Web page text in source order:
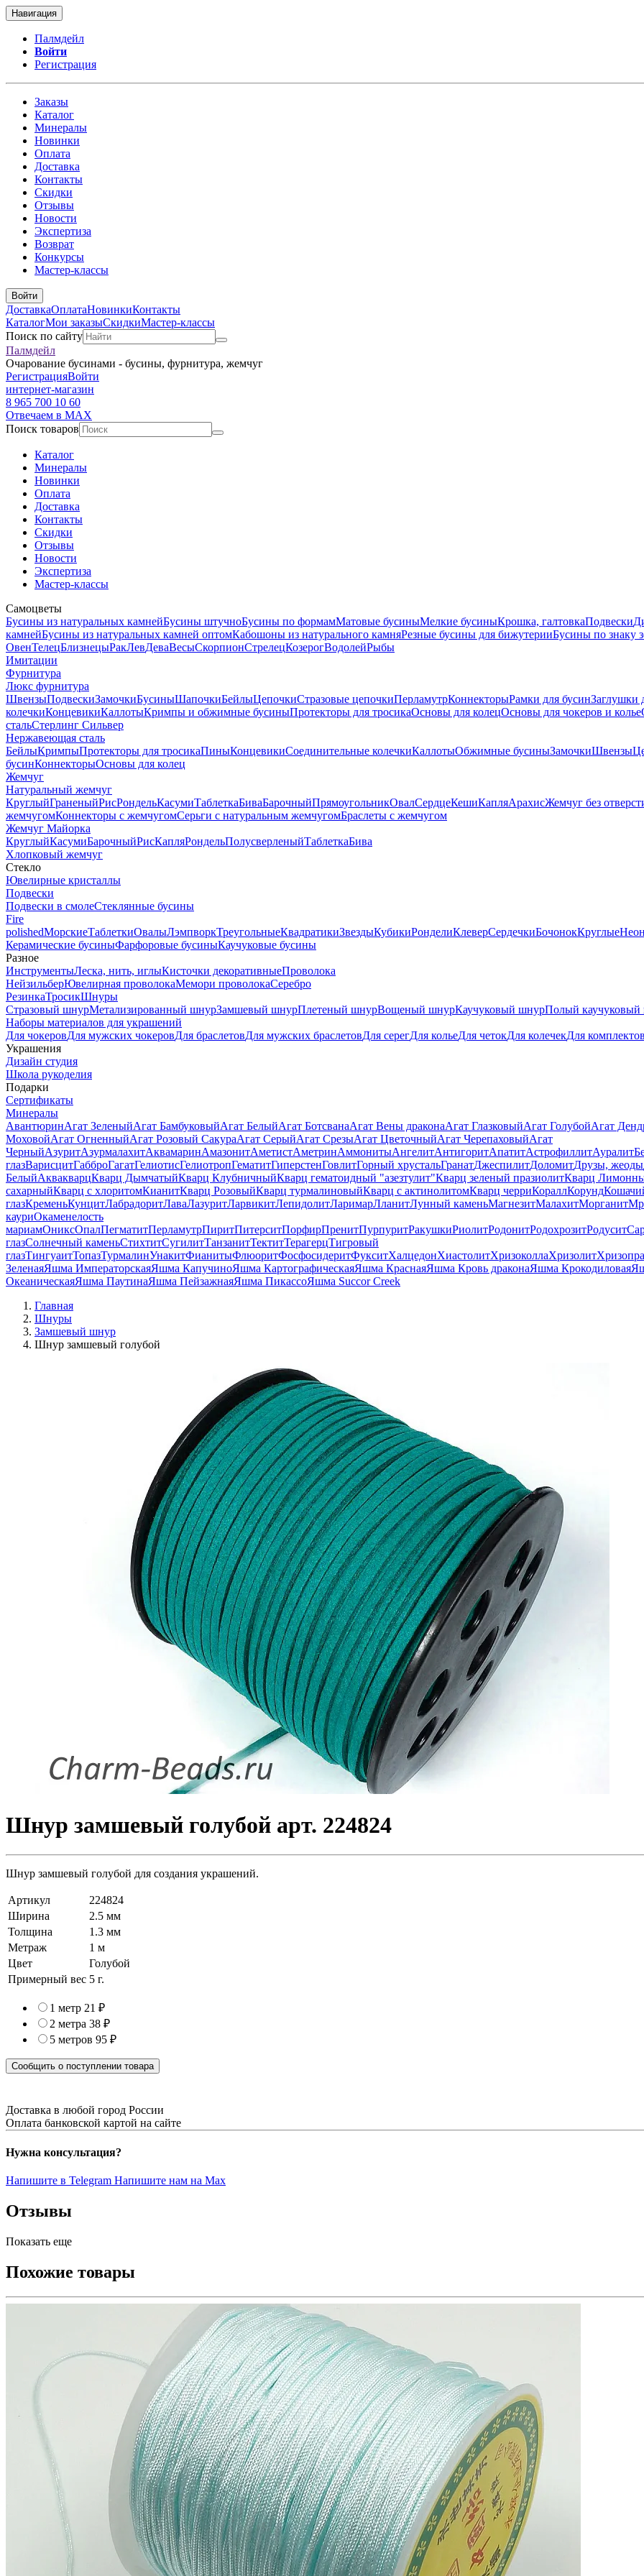
Навигация
Палмдейл
Войти
Регистрация
Заказы
Каталог
Минералы
Новинки
Оплата
Доставка
Контакты
Скидки
Отзывы
Новости
Экспертиза
Возврат
Конкурсы
Мастер-классы
Войти
ДоставкаОплатаНовинкиКонтакты
КаталогМои заказыСкидкиМастер-классы
Поиск по сайту
Палмдейл
Очарование бусинами - бусины, фурнитура, жемчуг
РегистрацияВойти
интернет-магазин
8 965 700 10 60
Отвечаем в MAX
Поиск товаров
Каталог
Минералы
Новинки
Оплата
Доставка
Контакты
Скидки
Отзывы
Новости
Экспертиза
Мастер-классы
Самоцветы
Бусины из натуральных камнейБусины штучноБусины по формамМатовые бусиныМелкие бусиныКрошка, галтовкаПодвески
камнейБусины из натуральных камней оптомКабошоны из натурального камняРезные бусины для бижутерииБусины по знаку
ОвенТелецБлизнецыРакЛевДеваВесыСкорпионСтрелецКозерогВодолейРыбы
Имитации
Фурнитура
Люкс фурнитура
ШвензыПодвескиЗамочкиБусиныШапочкиБейлыЦепочкиСтразовые цепочкиПерламутрКоннекторыРамки для бусинЗаглушки
колечкиКонцевикиКаллотыКримпы и обжимные бусиныПротекторы для тросикаОсновы для колецОсновы для чокеров и колье
стальСтерлинг Сильвер
Нержавеющая сталь
БейлыКримпыПротекторы для тросикаПиныКонцевикиСоединительные колечкиКаллотыОбжимные бусиныЗамочкиШвензы
бусинКоннекторыОсновы для колец
Жемчуг
Натуральный жемчуг
КруглыйГраненыйРисРондельКасумиТаблеткаБиваБарочныйПрямоугольникОвалСердцеКешиКапляАрахисЖемчуг без
жемчугомКоннекторы с жемчугомСерьги с натуральным жемчугомБраслеты с жемчугом
Жемчуг Майорка
КруглыйКасумиБарочныйРисКапляРондельПолусверленыйТаблеткаБива
Хлопковый жемчуг
Стекло
Ювелирные кристаллы
Подвески
Подвески в смолеСтеклянные бусины
Fire
polishedМорскиеТаблеткиОвалыЛэмпворкТреугольныеКвадратикиЗвездыКубикиРонделиКлеверСердечкиБочонокКруглые
Керамические бусиныФарфоровые бусиныКаучуковые бусины
Разное
ИнструментыЛеска, нить, иглыКисточки декоративныеПроволока
НейзильберЮвелирная проволокаМемори проволокаСеребро
РезинкаТросикШнуры
Стразовый шнурМетализированный шнурЗамшевый шнурПлетеный шнурВощеный шнурКаучуковый шнурПолый
Наборы материалов для украшений
Для чокеровДля мужских чокеровДля браслетовДля мужских браслетовДля серегДля кольеДля четокДля колечекДля
Украшения
Дизайн студия
Школа рукоделия
Подарки
Сертификаты
Минералы
АвантюринАгат ЗеленыйАгат БамбуковыйАгат БелыйАгат БотсванаАгат Вены драконаАгат ГлазковыйАгат ГолубойАгат
МоховойАгат ОгненныйАгат Розовый СакураАгат СерыйАгат СрезыАгат ЦветочныйАгат ЧерепаховыйАгат
ЧерныйАзуритАзурмалахитАквамаринАмазонитАметистАметринАммонитыАнгелитАнтигоритАпатитАстрофиллитАуралит
глазВарисцитГабброГагатГелиотисГелиотропГематитГиперстенГовлитГорный хрустальГранатДжеспилитДоломитДрузы, жеоды
БелыйАквакварцКварц ДымчатыйКварц КлубничныйКварц гематоидный "азезтулит"Кварц зеленый празиолитКварц
сахарныйКварц с хлоритомКианитКварц РозовыйКварц турмалиновыйКварц с актинолитомКварц черриКораллКорунд
глазКременьКунцитЛабрадоритЛаваЛазуритЛарвикитЛепидолитЛаримарЛланитЛунный каменьМагнезитМалахитМорганит
кауриОкаменелость
мариамОниксОпалПегматитПерламутрПиритПитерситПорфирПренитПурпуритРакушкиРиолитРодонитРодохрозитРодусит
глазСолнечный каменьСтихтитСугилитТанзанитТектитТерагерцТигровый
глазТингуаитТопазТурмалинУнакитФианитыФлюоритФосфосидеритФукситХалцедонХиастолитХризоколлаХризолит
ЗеленаяЯшма ИмператорскаяЯшма КапучиноЯшма КартографическаяЯшма КраснаяЯшма Кровь драконаЯшма Крокодиловая
ОкеаническаяЯшма ПаутинаЯшма ПейзажнаяЯшма ПикассоЯшма Succor Creek
Главная
Шнуры
Замшевый шнур
Шнур замшевый голубой
Шнур замшевый голубой арт. 224824
Шнур замшевый голубой для создания украшений.
Артикул
224824
Ширина
2.5 мм
Толщина
1.3 мм
Метраж
1 м
Цвет
Голубой
Примерный вес 5 г.
1 метр 21 ₽
2 метра 38 ₽
5 метров 95 ₽
Сообщить о поступлении товара
Доставка в любой город России
Оплата банковской картой на сайте
Нужна консультация?
Напишите в Telegram Напишите нам на Max
Отзывы
Показать еще
Похожие товары